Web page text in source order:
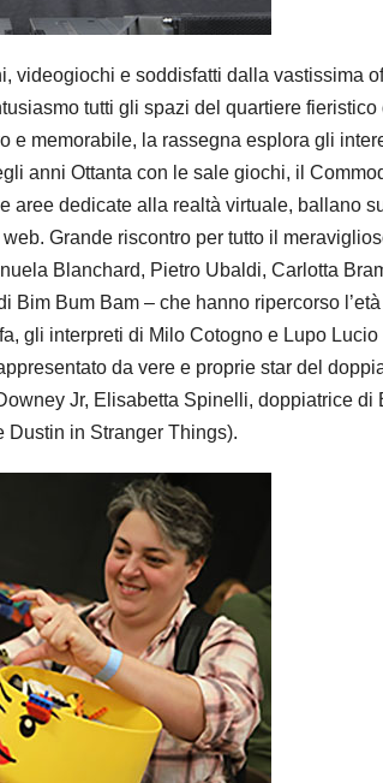
videogiochi e soddisfatti dalla vastissima
tutti gli spazi del quartiere
e memorabile, la rassegna esplora gli
anni Ottanta con le sale giochi, il
aree dedicate alla realtà virtuale, ballano
Grande riscontro per tutto il
Blanchard, Pietro Ubaldi, Carlotta
Bim Bum Bam – che hanno ripercorso
gli interpreti di Milo Cotogno e Lupo Lucio
da vere e proprie star del
Jr, Elisabetta Spinelli, doppiatrice
Dustin in Stranger Things).